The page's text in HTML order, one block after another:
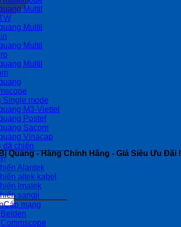
Quang - Hàng Chính Hãng - Giá Siêu Ưu Đãi !
Multil
Multil
Multil
Multil
Single mode
M3-Viettel
Postef
Sacom
Vinacap
dã chiến
Alantek
altek kabel
Imatek
sangji
Cáp mạng